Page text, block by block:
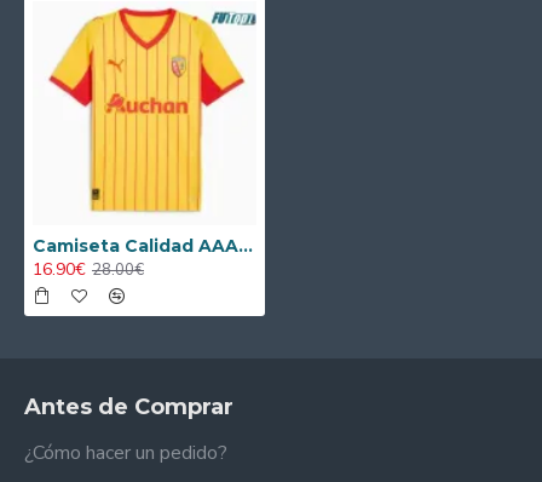
Camiseta Calidad AAA RC Lens Home Primera Equipación 2025/26
16.90€ 28.00€
Antes de Comprar
¿Cómo hacer un pedido?